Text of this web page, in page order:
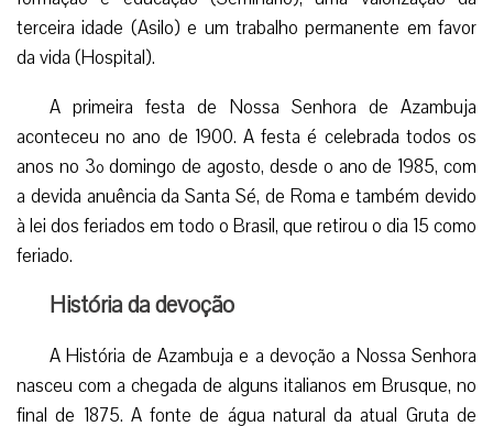
terceira idade (Asilo) e um trabalho permanente em favor
da vida (Hospital).
A primeira festa de Nossa Senhora de Azambuja
aconteceu no ano de 1900. A festa é celebrada todos os
anos no 3º domingo de agosto, desde o ano de 1985, com
a devida anuência da Santa Sé, de Roma e também devido
à lei dos feriados em todo o Brasil, que retirou o dia 15 como
feriado.
História da devoção
A História de Azambuja e a devoção a Nossa Senhora
nasceu com a chegada de alguns italianos em Brusque, no
final de 1875. A fonte de água natural da atual Gruta de